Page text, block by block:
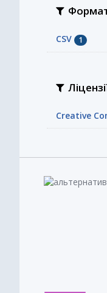
CSV 1
Creative